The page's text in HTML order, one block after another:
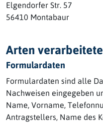
Elgendorfer Str. 57
56410 Montabaur
Arten
Formulardaten
Formulardaten sind alle
Nachweisen eingegeben
Name, Vorname,
Antragstellers, Name des